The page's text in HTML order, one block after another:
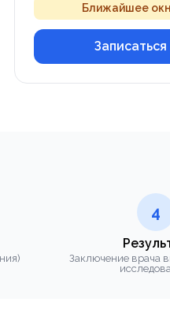
Ближайшее
4
Заключение врача